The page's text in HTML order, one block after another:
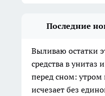
Последние
Выливаю остатки
средства в унитаз
перед сном: утром
исчезает без